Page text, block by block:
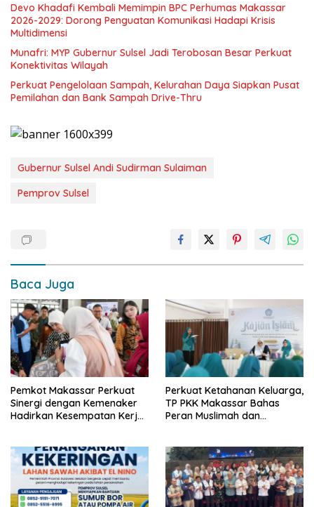
Devo Khadafi Kembali Memimpin BPC Perhumas Makassar
2026-2029: Dorong Penguatan Komunikasi Hadapi Krisis
Multidimensi
Munafri: MYP Gubernur Sulsel Jadi Terobosan Besar Perkuat
Konektivitas Wilayah
Perkuat Pengelolaan Sampah, Kelurahan Daya Siapkan Pusat
Pemilahan dan Bank Sampah Drive-Thru
Gubernur Sulsel Andi Sudirman Sulaiman
Pemprov Sulsel
Baca Juga
Pemkot Makassar Perkuat
Sinergi dengan Kemenaker
Hadirkan Kesempatan Kerja
Perkuat Ketahanan Keluarga,
TP PKK Makassar Bahas
Peran Muslimah dan